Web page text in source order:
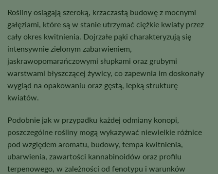
Rośliny osiągają szeroką, krzaczastą budowę z mocnymi
gałęziami, które są w stanie utrzymać ciężkie kwiaty przez
cały okres kwitnienia. Dojrzałe pąki charakteryzują się
intensywnie zielonym zabarwieniem,
jaskrawopomarańczowymi słupkami oraz grubymi
warstwami błyszczącej żywicy, co zapewnia im doskonały
wygląd na opakowaniu oraz gęstą, lepką strukturę
kwiatów.
Podobnie jak w przypadku każdej odmiany konopi,
poszczególne rośliny mogą wykazywać niewielkie różnice
pod względem aromatu, budowy, tempa kwitnienia,
ubarwienia, zawartości kannabinoidów oraz profilu
terpenowego, w zależności od fenotypu i warunków